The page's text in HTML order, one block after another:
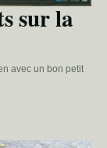
sur la
avec un bon petit